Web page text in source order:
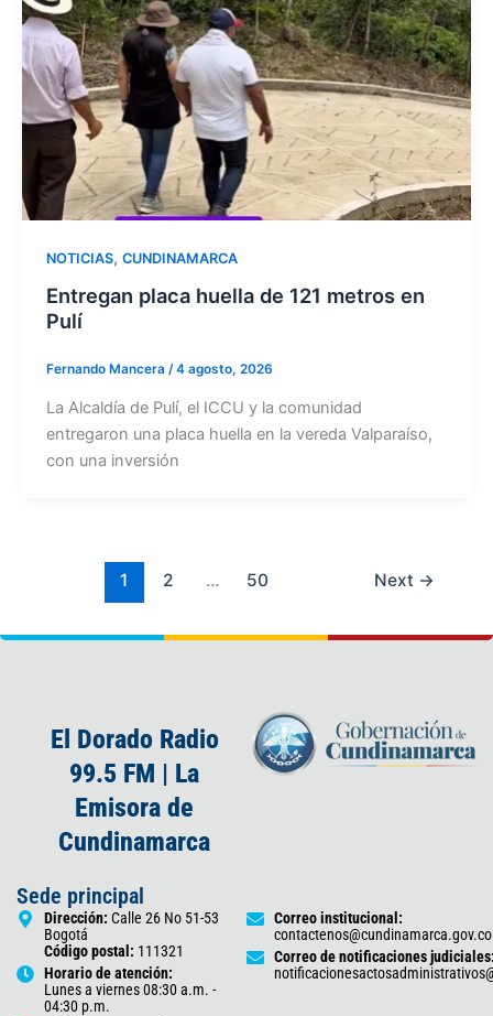
NOTICIAS, CUNDINAMARCA
Entregan placa huella de 121 metros en
Pulí
Fernando Mancera /4 agosto, 2026
La Alcaldía de Pulí, el ICCU y la comunidad
entregaron una placa huella en la vereda Valparaíso,
con una inversión
1 2 … 50 Next →
El Dorado Radio
99.5 FM | La
Emisora de
Cundinamarca
Sede principal
Dirección: Calle 26 No 51-53
Bogotá
Código postal: 111321
Horario de atención:
Lunes a viernes 08:30 a.m. -
04:30 p.m.
Correo institucional:
contactenos@cundinamarca.gov.co
Correo de notificaciones